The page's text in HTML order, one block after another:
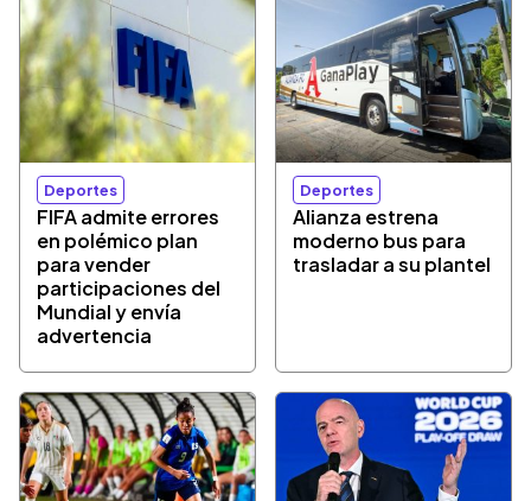
Deportes
FIFA admite errores
en polémico plan
para vender
participaciones del
Mundial y envía
advertencia
Deportes
Alianza estrena
moderno bus para
trasladar a su plantel